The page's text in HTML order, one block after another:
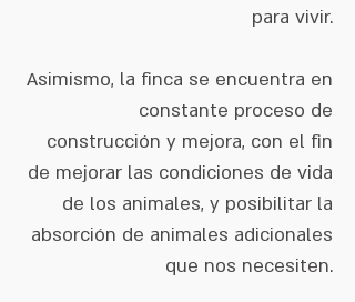
para vivir.
Asimismo, la finca se encuentra en
constante proceso de
construcción y mejora, con el fin
de mejorar las condiciones de vida
de los animales, y posibilitar la
absorción de animales adicionales
que nos necesiten.